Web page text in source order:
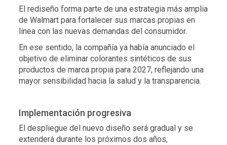
El rediseño forma parte de una estrategia más amplia
de Walmart para fortalecer sus marcas propias en
línea con las nuevas demandas del consumidor.
En ese sentido, la compañía ya había anunciado el
objetivo de eliminar colorantes sintéticos de sus
productos de marca propia para 2027, reflejando una
mayor sensibilidad hacia la salud y la transparencia.
Implementación progresiva
El despliegue del nuevo diseño será gradual y se
extenderá durante los próximos dos años,